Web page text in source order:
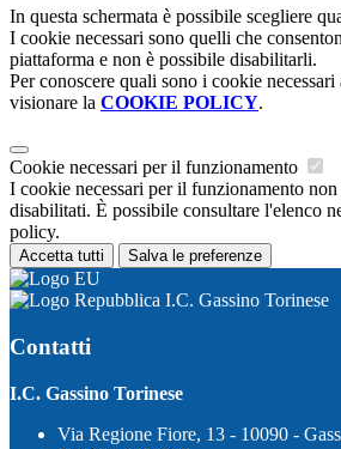
In questa schermata è possibile scegliere
I cookie necessari sono quelli che
piattaforma e non è possibile disabilitarli.
Per conoscere quali sono i cookie
visionare la COOKIE POLICY.
Cookie necessari per il funzionamento
I cookie necessari per il funzionamento non
disabilitati. È possibile consultare l'elenco
policy.
Accetta tutti Salva le preferenze
I.C. Gassino Torinese
Contatti
I.C. Gassino Torinese
Via Regione Fiore, 13 - 10090 -